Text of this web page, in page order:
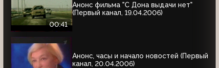
00:41
Анонс фильма "С Дона выдачи нет"
(Первый канал, 19.04.2006)
Анонс, часы и начало новостей (Первый
канал, 20.04.2006)